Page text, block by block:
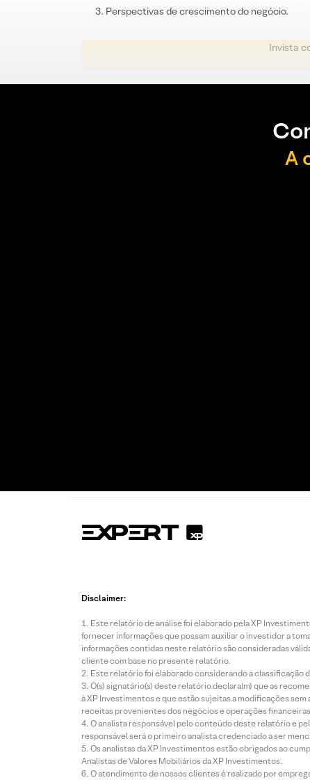
Perspectivas de crescimento do negócio.
Invista
A
Disclaimer:
Este relatório de análise foi elaborado pela XP
fornecer informações que possam auxiliar o investidor a
informações contidas neste relatório são consideradas
cliente com base no presente relatório.
Este relatório foi elaborado considerando a classificação
O(s) signatário(s) deste relatório declara(m) que as
à XP Investimentos e que estão sujeitas a modificações
receitas provenientes dos negócios e operações
O analista responsável pelo conteúdo deste relatório e
responsável será o primeiro analista credenciado a ser
Os analistas da XP Investimentos estão obrigados ao
Analistas de Valores Mobiliários da XP Investimentos.
O atendimento de nossos clientes é realizado por